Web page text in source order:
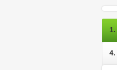
1.
4.